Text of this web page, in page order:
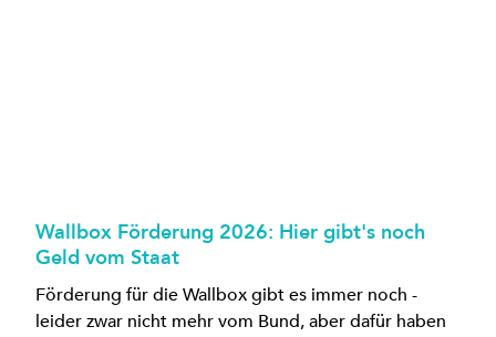
Wallbox Förderung 2026: Hier gibt's noch
Geld vom Staat
Förderung für die Wallbox gibt es immer noch -
leider zwar nicht mehr vom Bund, aber dafür haben